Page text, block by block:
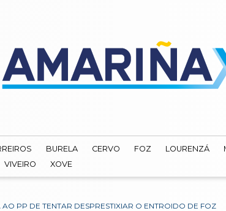
BURELA CERVO FOZ LOURENZÁ
VIVEIRO XOVE
PP DE TENTAR DESPRESTIXIAR O ENTROIDO DE FOZ